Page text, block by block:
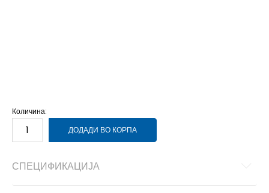
Количина:
ДОДАДИ ВО КОРПА
СПЕЦИФИКАЦИЈА